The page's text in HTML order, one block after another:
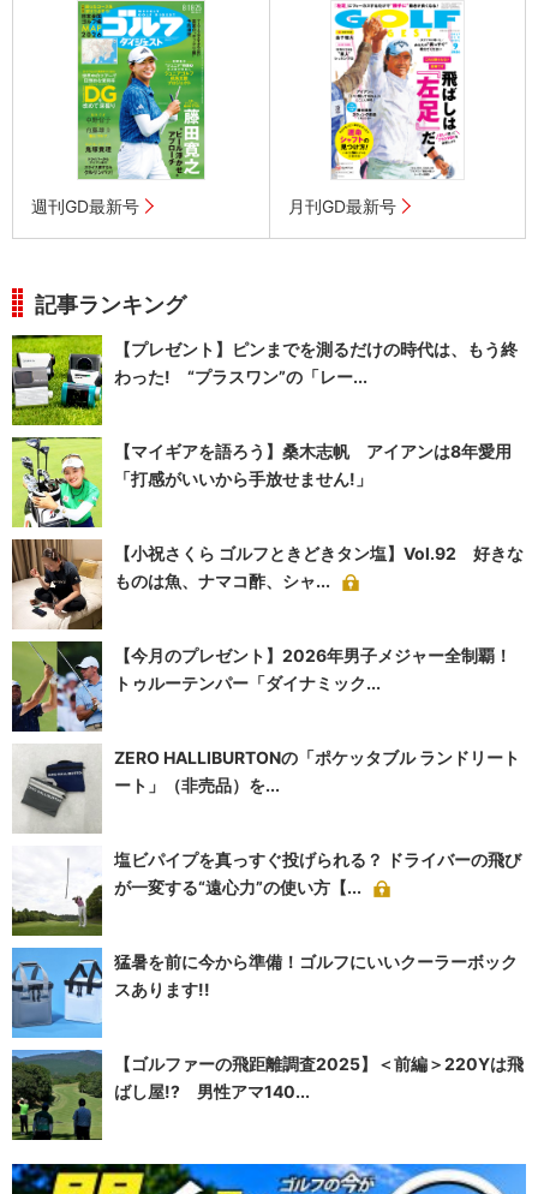
週刊GD最新号 月刊GD最新号
記事ランキング
【プレゼント】ピンまでを測るだけの時代は、もう終
わった! “プラスワン”の「レー...
【マイギアを語ろう】桑木志帆 アイアンは8年愛用
「打感がいいから手放せません!」
【小祝さくら ゴルフときどきタン塩】Vol.92 好きな
ものは魚、ナマコ酢、シャ...
【今月のプレゼント】2026年男子メジャー全制覇！
トゥルーテンパー「ダイナミック...
ZERO HALLIBURTONの「ポケッタブル ランドリート
ート」（非売品）を...
塩ビパイプを真っすぐ投げられる？ ドライバーの飛び
が一変する“遠心力”の使い方【...
猛暑を前に今から準備！ゴルフにいいクーラーボック
スあります!!
【ゴルファーの飛距離調査2025】＜前編＞220Yは飛
ばし屋!? 男性アマ140...